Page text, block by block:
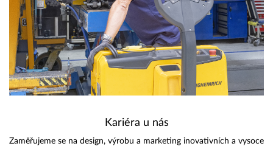
Kariéra u nás
Zaměřujeme se na design, výrobu a marketing inovativních a vysoce